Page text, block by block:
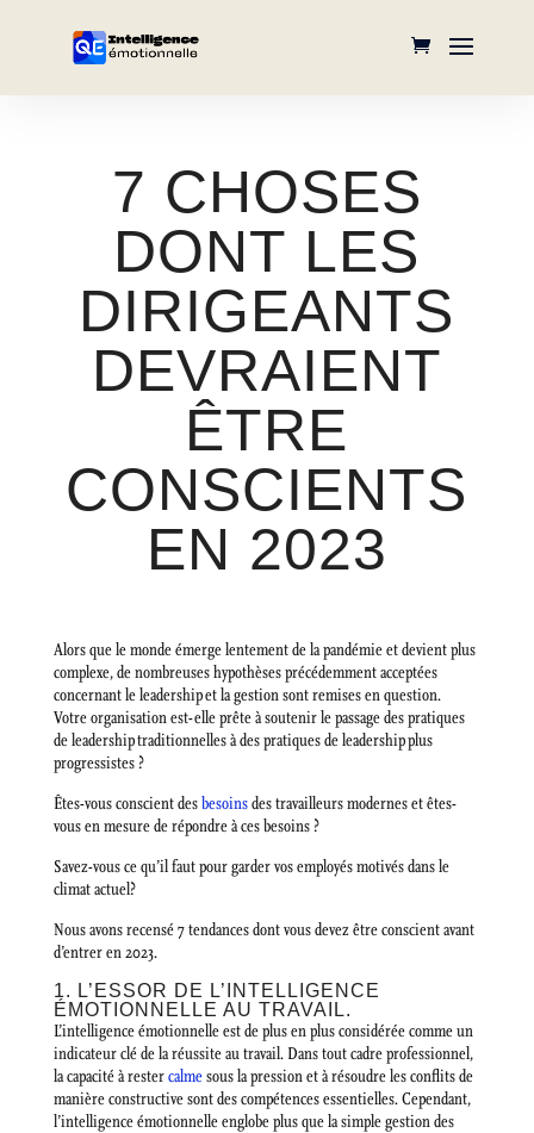
7 CHOSES
DONT LES
DIRIGEANTS
DEVRAIENT
ÊTRE
CONSCIENTS
EN 2023
Alors que le monde émerge lentement de la pandémie et devient plus
complexe, de nombreuses hypothèses précédemment acceptées
concernant le leadership et la gestion sont remises en question.
Votre organisation est-elle prête à soutenir le passage des pratiques
de leadership traditionnelles à des pratiques de leadership plus
progressistes ?
Êtes-vous conscient desbesoinsdes travailleurs modernes et êtes-
vous en mesure de répondre à ces besoins ?
Savez-vous ce qu’il faut pour garder vos employés motivés dans le
climat actuel?
Nous avons recensé 7 tendances dont vous devez être conscient avant
d’entrer en 2023.
1. L’ESSOR DE L’INTELLIGENCE
ÉMOTIONNELLE AU TRAVAIL.
L’intelligence émotionnelle est de plus en plus considérée comme un
indicateur clé de la réussite au travail. Dans tout cadre professionnel,
la capacité à restercalmesous la pression et à résoudre les conflits de
manière constructive sont des compétences essentielles. Cependant,
l’intelligence émotionnelle englobe plus que la simple gestion des